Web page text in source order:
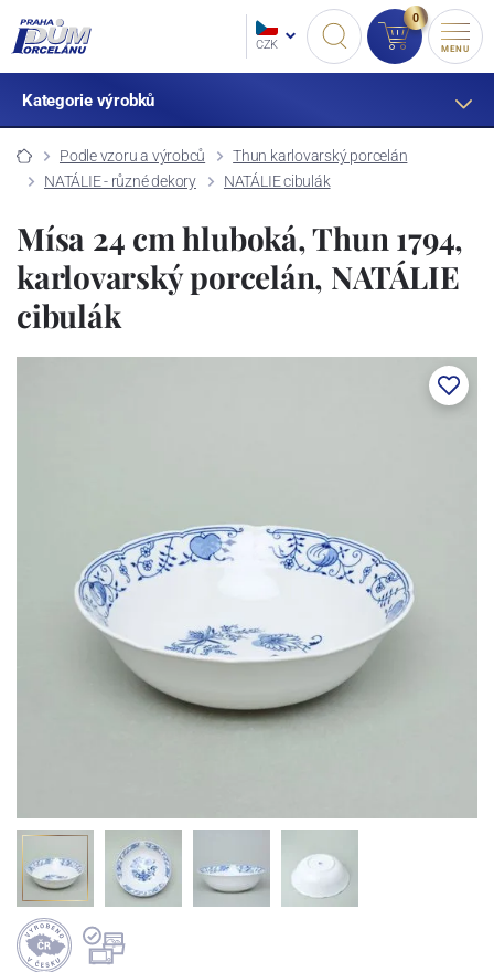
CZK
0
MENU
Kategorie výrobků
Podle vzoru a výrobců
Thun karlovarský porcelán
NATÁLIE - různé dekory
NATÁLIE cibulák
Mísa 24 cm hluboká, Thun 1794,
karlovarský porcelán, NATÁLIE
cibulák